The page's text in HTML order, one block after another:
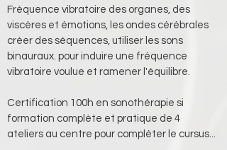
Fréquence vibratoire des organes, des
viscères et émotions, les ondes cérébrales
créer des séquences, utiliser les sons
binauraux. pour induire une fréquence
vibratoire voulue et ramener l'équilibre.
Certification 100h en sonothérapie si
formation complète et pratique de 4
ateliers au centre pour compléter le cursus...